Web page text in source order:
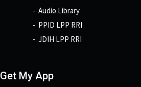
Audio Library
PPID LPP RRI
JDIH LPP RRI
Get My App